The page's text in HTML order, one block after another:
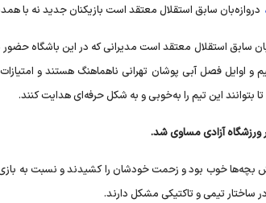
دروازه‌بان سابق استقلال معتقد است بازیکنان جدید نه با
سابق استقلال معتقد است مدیرانی که در این باشگاه
و اوایل فصل آبی پوشان تهرانی ناهماهنگ هستند و
تا بتوانند این تیم را به‌خوبی و به شکل حرفه‌ای هدایت کنند.
ورزشگاه آزادی مساوی شد.
بچه‌ها خوب بود و زحمت خودشان را کشیدند و نسبت به
ساختار تیمی و تاکتیکی مشکل دارند.